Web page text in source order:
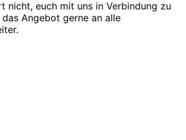
nicht, euch mit uns in Verbindung zu
Angebot gerne an alle